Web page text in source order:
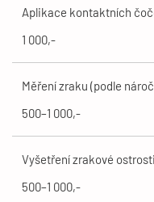
Aplikace kontaktních
1 000,-
Měření zraku (podle
500–1 000,-
Vyšetření zrakové
500–1 000,-